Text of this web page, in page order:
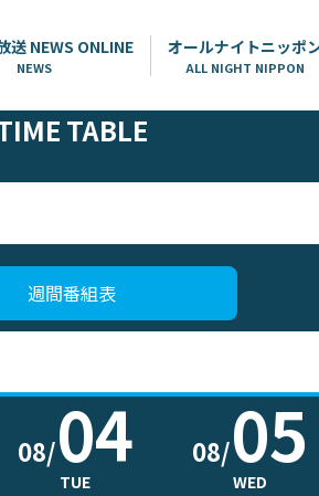
送 NEWS ONLINE
NEWS
オールナイトニッポ
ALL NIGHT NIPPON
TABLE
週間番組表
08/04
TUE
08/05
WED